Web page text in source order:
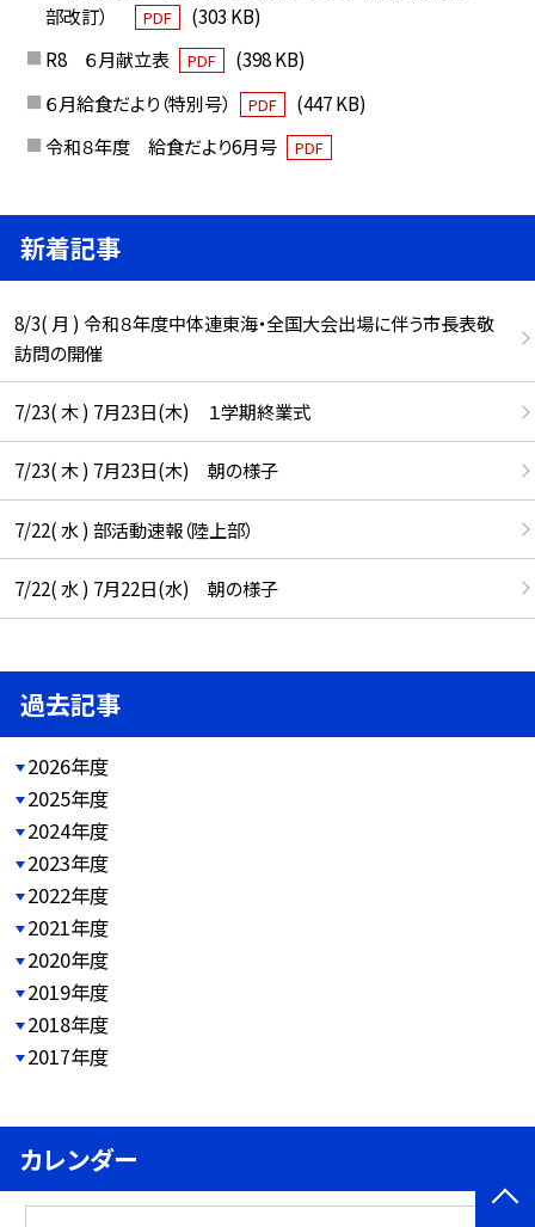
部改訂）
PDF
(303 KB)
R8 ６月献立表
PDF
(398 KB)
６月給食だより（特別号）
PDF
(447 KB)
令和８年度 給食だより6月号
PDF
新着記事
8/3( 月 ) 令和８年度中体連東海・全国大会出場に伴う市長表敬
訪問の開催
7/23( 木 ) 7月23日(木) １学期終業式
7/23( 木 ) 7月23日(木) 朝の様子
7/22( 水 ) 部活動速報（陸上部）
7/22( 水 ) 7月22日(水) 朝の様子
過去記事
2026年度
2025年度
2024年度
2023年度
2022年度
2021年度
2020年度
2019年度
2018年度
2017年度
カレンダー